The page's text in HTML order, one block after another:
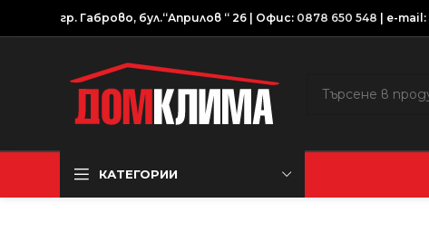
гр. Габрово, бул.“Априлов “ 26 | Офис: 0878 650 548 | e-mail:
КАТЕГОРИИ